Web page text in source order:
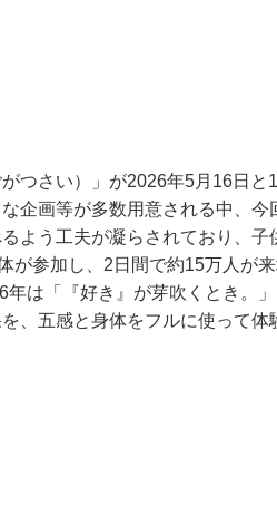
つさい）」が2026年5月16日と
企画等が多数用意される中、
よう工夫が凝らされており、子
参加し、2日間で約15万人が
は「『好き』が芽吹くとき。
、五感と身体をフルに使って